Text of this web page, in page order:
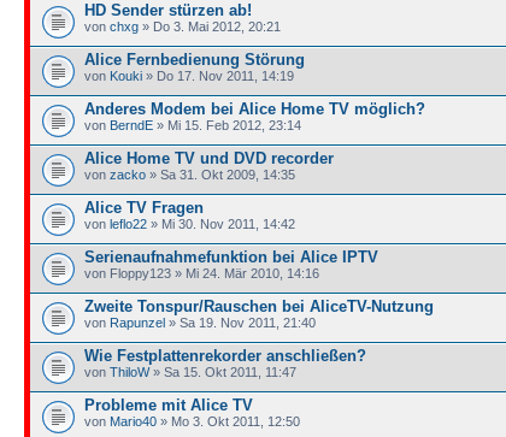
HD Sender stürzen ab!
von chxg » Do 3. Mai 2012, 20:21
Alice Fernbedienung Störung
von Kouki » Do 17. Nov 2011, 14:19
Anderes Modem bei Alice Home TV möglich?
von BerndE » Mi 15. Feb 2012, 23:14
Alice Home TV und DVD recorder
von zacko » Sa 31. Okt 2009, 14:35
Alice TV Fragen
von leflo22 » Mi 30. Nov 2011, 14:42
Serienaufnahmefunktion bei Alice IPTV
von Floppy123 » Mi 24. Mär 2010, 14:16
Zweite Tonspur/Rauschen bei AliceTV-Nutzung
von Rapunzel » Sa 19. Nov 2011, 21:40
Wie Festplattenrekorder anschließen?
von ThiloW» Sa 15. Okt 2011, 11:47
Probleme mit Alice TV
von Mario40 » Mo 3. Okt 2011, 12:50